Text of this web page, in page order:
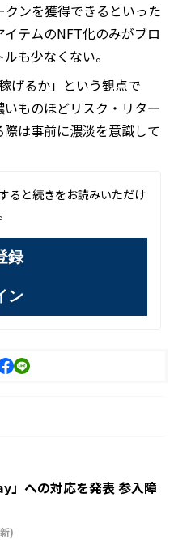
ンを獲得できるといった
テムのNFT化のみがブロ
も少なくない。
げるか」という観点で
ものほどリスク・リター
は事前に濃淡を意識して
ると続きをお読みいただけ
録
ン
」への対応を発表 参入障
)